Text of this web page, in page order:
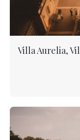
Villa Aurelia,